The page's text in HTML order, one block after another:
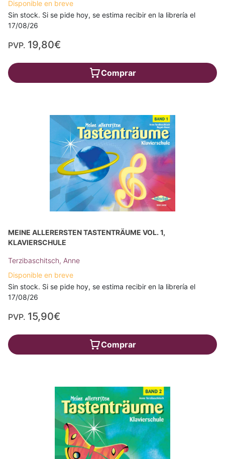
Disponible en breve
Sin stock. Si se pide hoy, se estima recibir en la librería el
17/08/26
PVP. 19,80€
Comprar
MEINE ALLERERSTEN TASTENTRÄUME VOL. 1,
KLAVIERSCHULE
Terzibaschitsch, Anne
Disponible en breve
Sin stock. Si se pide hoy, se estima recibir en la librería el
17/08/26
PVP. 15,90€
Comprar